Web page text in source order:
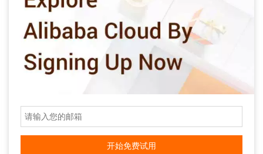
开始免费试用